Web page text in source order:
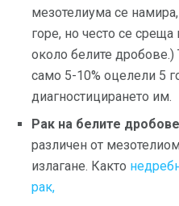
мезотелиума се
горе, но често се
около белите дробове.)
само 5-10% оцелели 5
диагностицирането им.
Рак на белите дробове
различен от
излагане. Както
рак,